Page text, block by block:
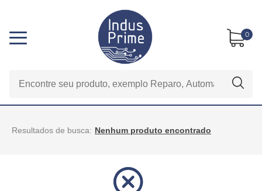
0
Resultados de busca: Nenhum produto encontrado